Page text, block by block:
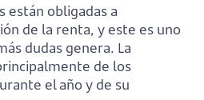
están obligadas a
de la renta, y este es uno
dudas genera. La
de los
el año y de su